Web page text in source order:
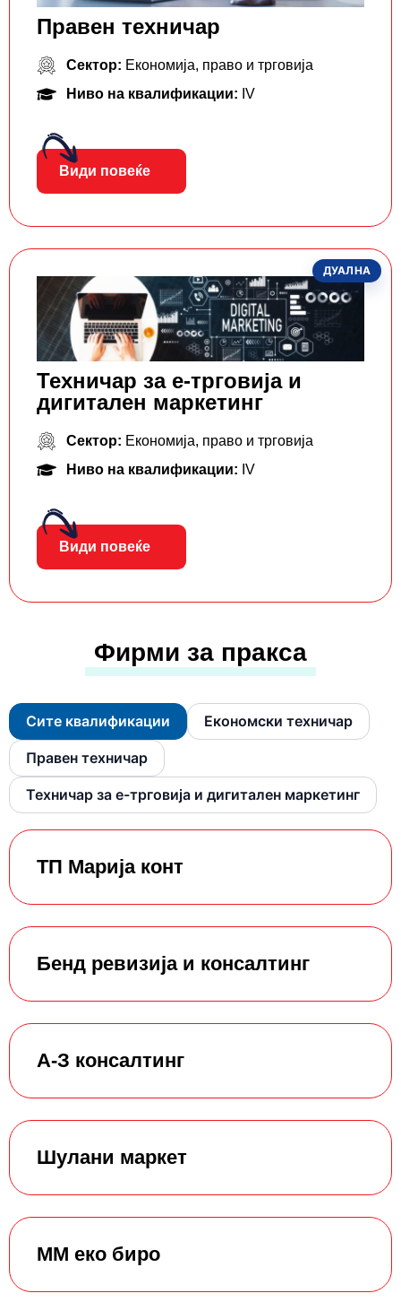
Правен техничар
Сектор: Економија, право и трговија
Ниво на квалификации: IV
Види повеќе
ДУАЛНА
Техничар за е-трговија и
дигитален маркетинг
Сектор: Економија, право и трговија
Ниво на квалификации: IV
Види повеќе
Фирми за пракса
Сите квалификации Економски техничар
Правен техничар
Техничар за е-трговија и дигитален маркетинг
ТП Марија конт
Бенд ревизија и консалтинг
А-З консалтинг
Шулани маркет
ММ еко биро